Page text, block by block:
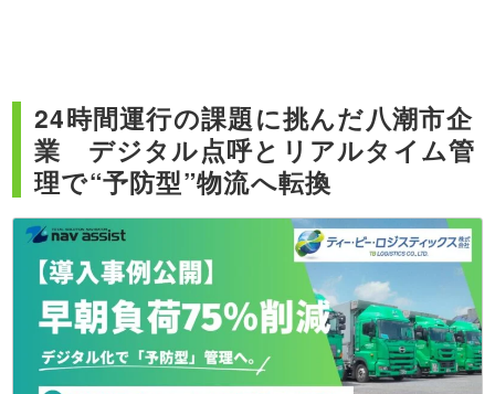
24時間運行の課題に挑んだ八潮市企
業 デジタル点呼とリアルタイム管
理で“予防型”物流へ転換